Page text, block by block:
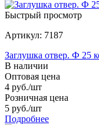
Быстрый просмотр
Артикул: 7187
Заглушка отвер. Ф 25
В наличии
Оптовая цена
4 руб./шт
Розничная цена
5 руб./шт
Подробнее